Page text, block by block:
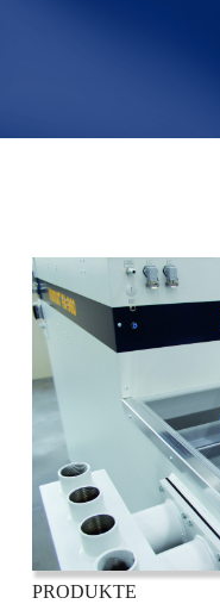
PRODUKTE